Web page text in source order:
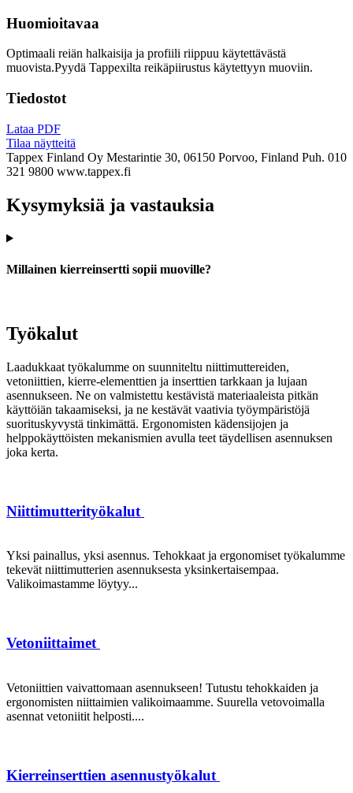
Huomioitavaa
Optimaali reiän halkaisija ja profiili riippuu käytettävästä
muovista.Pyydä Tappexilta reikäpiirustus käytettyyn muoviin.
Tiedostot
Lataa PDF
Tilaa näytteitä
Tappex Finland Oy Mestarintie 30, 06150 Porvoo, Finland Puh. 010
321 9800 www.tappex.fi
Kysymyksiä ja vastauksia
Millainen kierreinsertti sopii muoville?
Työkalut
Laadukkaat työkalumme on suunniteltu niittimuttereiden,
vetoniittien, kierre-elementtien ja inserttien tarkkaan ja lujaan
asennukseen. Ne on valmistettu kestävistä materiaaleista pitkän
käyttöiän takaamiseksi, ja ne kestävät vaativia työympäristöjä
suorituskyvystä tinkimättä. Ergonomisten kädensijojen ja
helppokäyttöisten mekanismien avulla teet täydellisen asennuksen
joka kerta.
Niittimutterityökalut
Yksi painallus, yksi asennus. Tehokkaat ja ergonomiset työkalumme
tekevät niittimutterien asennuksesta yksinkertaisempaa.
Valikoimastamme löytyy...
Vetoniittaimet
Vetoniittien vaivattomaan asennukseen! Tutustu tehokkaiden ja
ergonomisten niittaimien valikoimaamme. Suurella vetovoimalla
asennat vetoniitit helposti....
Kierreinserttien asennustyökalut